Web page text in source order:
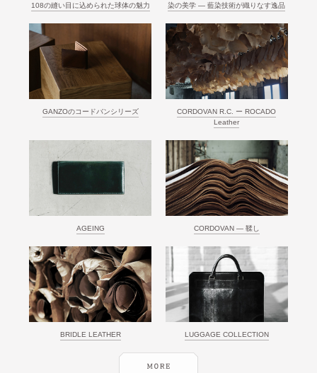
108の縫い目に込められた球体の魅力 染の美学 ― 藍染技術が織りなす逸品
GANZOのコードバンシリーズ
CORDOVAN R.C. ー ROCADO
Leather
AGEING CORDOVAN ― 鞣し
BRIDLE LEATHER LUGGAGE COLLECTION